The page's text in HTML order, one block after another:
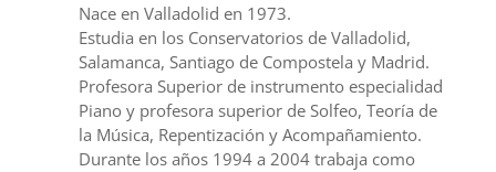
Nace en Valladolid en 1973.
Estudia en los Conservatorios de Valladolid,
Salamanca, Santiago de Compostela y Madrid.
Profesora Superior de instrumento especialidad
Piano y profesora superior de Solfeo, Teoría de
la Música, Repentización y Acompañamiento.
Durante los años 1994 a 2004 trabaja como